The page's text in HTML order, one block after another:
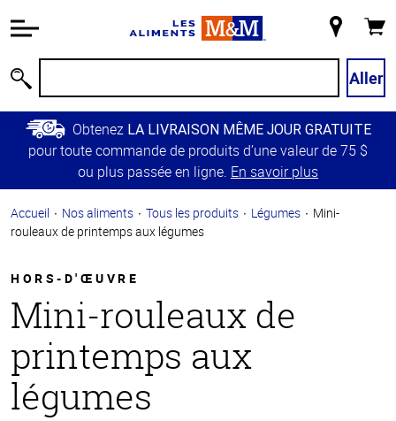
relative à
Passer
contenu
principal
Retour à
principale
magasin
Aller
Obtenez LA LIVRAISON MÊME JOUR GRATUITE
pour toute commande de produits d’une valeur de 75 $
ou plus passée en ligne. En savoir plus
Accueil Nos aliments Tous les produits Légumes
Mini-
rouleaux de printemps aux légumes
HORS-D'ŒUVRE
Mini-rouleaux de
printemps aux
légumes